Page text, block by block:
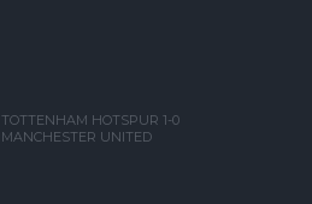
TOTTENHAM HOTSPUR 1-0
MANCHESTER UNITED